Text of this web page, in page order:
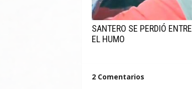
SANTERO SE PERDIÓ ENTRE
EL HUMO
2 Comentarios